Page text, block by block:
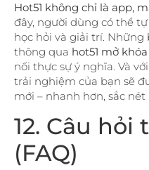
Hot51 không chỉ là app,
đây, người dùng có thể
học hỏi và giải trí.
thông qua hot51 mở
nối thực sự ý nghĩa. Và
trải nghiệm của bạn sẽ
mới – nhanh hơn, sắc
12. Câu
(FAQ)